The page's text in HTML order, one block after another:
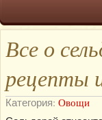
Все о
рецепты
Категория: Овощи